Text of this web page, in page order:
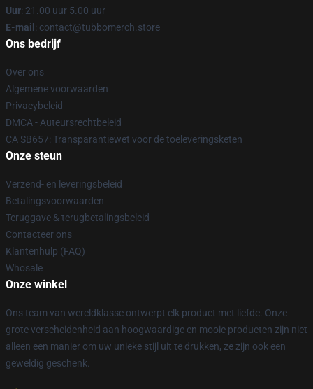
Uur: 21.00 uur 5.00 uur
E-mail : contact@tubbomerch.store
Ons bedrijf
Over ons
Algemene voorwaarden
Privacybeleid
DMCA - Auteursrechtbeleid
CA SB657: Transparantiewet voor de toeleveringsketen
Onze steun
Verzend- en leveringsbeleid
Betalingsvoorwaarden
Teruggave & terugbetalingsbeleid
Contacteer ons
Klantenhulp (FAQ)
Whosale
Onze winkel
Ons team van wereldklasse ontwerpt elk product met liefde. Onze
grote verscheidenheid aan hoogwaardige en mooie producten zijn niet
alleen een manier om uw unieke stijl uit te drukken, ze zijn ook een
geweldig geschenk.